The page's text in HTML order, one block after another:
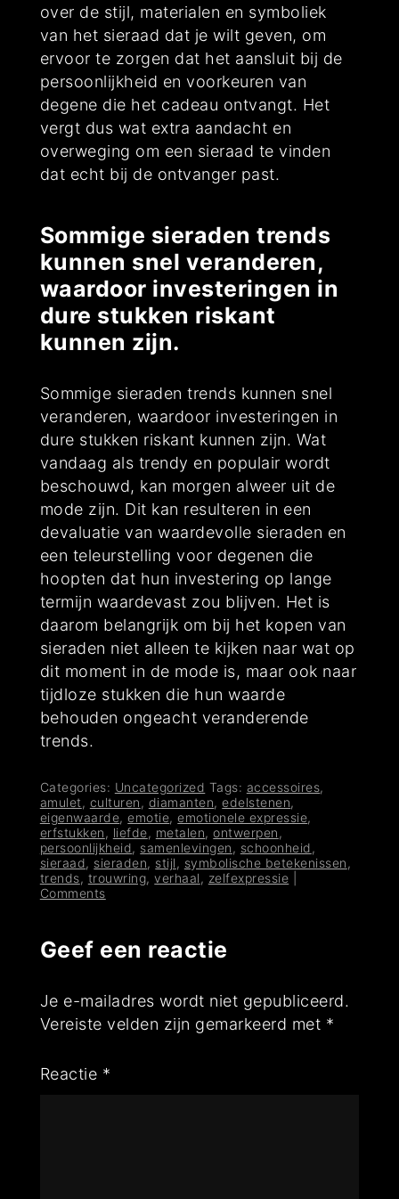
over de stijl, materialen en symboliek
van het sieraad dat je wilt geven, om
ervoor te zorgen dat het aansluit bij de
persoonlijkheid en voorkeuren van
degene die het cadeau ontvangt. Het
vergt dus wat extra aandacht en
overweging om een sieraad te vinden
dat echt bij de ontvanger past.
Sommige sieraden trends
kunnen snel veranderen,
waardoor investeringen in
dure stukken riskant
kunnen zijn.
Sommige sieraden trends kunnen snel
veranderen, waardoor investeringen in
dure stukken riskant kunnen zijn. Wat
vandaag als trendy en populair wordt
beschouwd, kan morgen alweer uit de
mode zijn. Dit kan resulteren in een
devaluatie van waardevolle sieraden en
een teleurstelling voor degenen die
hoopten dat hun investering op lange
termijn waardevast zou blijven. Het is
daarom belangrijk om bij het kopen van
sieraden niet alleen te kijken naar wat op
dit moment in de mode is, maar ook naar
tijdloze stukken die hun waarde
behouden ongeacht veranderende
trends.
Categories: Uncategorized Tags: accessoires,
amulet , culturen , diamanten,edelstenen,
eigenwaarde,emotie,emotionele expressie,
erfstukken , liefde, metalen,ontwerpen ,
persoonlijkheid, samenlevingen , schoonheid ,
sieraad, sieraden, stijl , symbolische betekenissen ,
trends, trouwring,verhaal , zelfexpressie
Comments
Geef een reactie
Je e-mailadres wordt niet gepubliceerd.
Vereiste velden zijn gemarkeerd met *
Reactie *